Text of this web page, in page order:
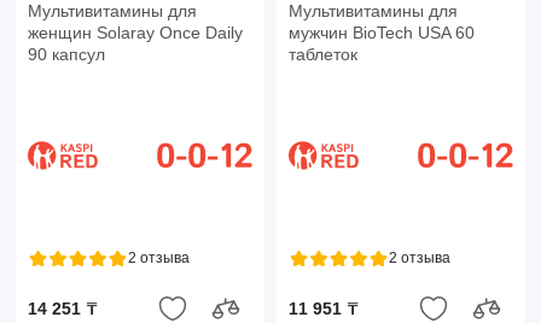
Мультивитамины для
женщин Solaray Once Daily
90 капсул
2 отзыва
14 251 ₸
Мультивитамины для
мужчин BioTech USA 60
таблеток
2 отзыва
11 951 ₸